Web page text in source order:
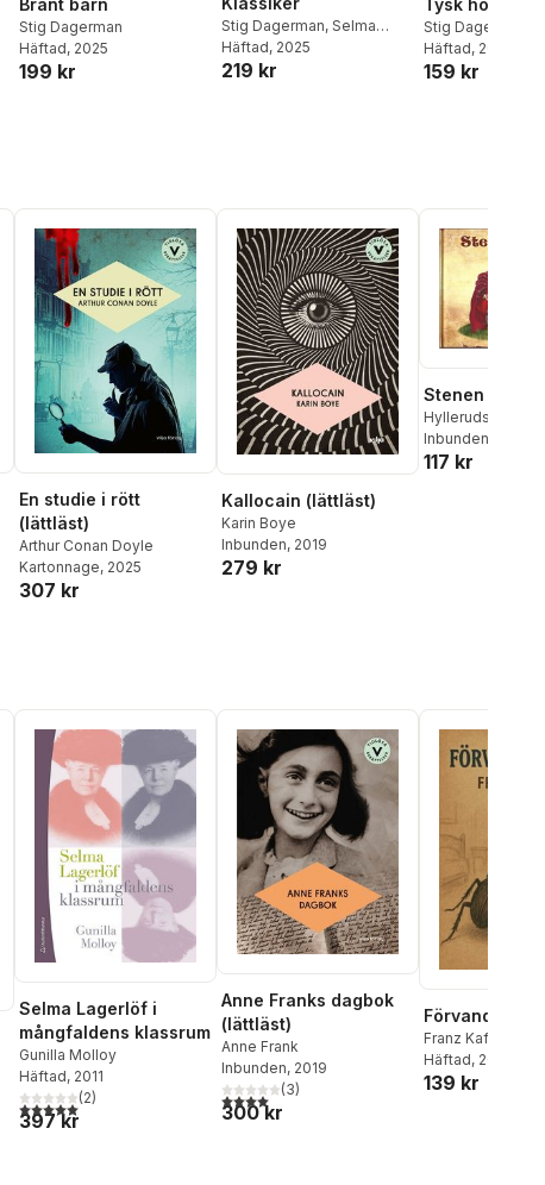
Stig Dagerman
Häftad, 2025
199 kr
Stig Dagerman, Selma
Lagerlöf,Astrid Lindgren
August Strindberg
Häftad, 2025
219 kr
Stig Dagerman
Häftad, 2025
159 kr
En studie i rött
(lättläst)
Arthur Conan Doyle
Kartonnage, 2025
307 kr
Kallocain (lättläst)
Karin Boye
Inbunden, 2019
279 kr
Stenen på
Hylleruds Förlag
Inbunden
117 kr
röster:
Selma Lagerlöf i
mångfaldens klassrum
Gunilla Molloy
Häftad, 2011
5,0utav 5 stjärnor. Totalt antal röster:
(2)
397 kr
Anne Franks dagbok
(lättläst)
Anne Frank
Inbunden, 2019
4,0utav 5 stjärnor. Totalt antal röster:
(3)
300 kr
Förvandlingen
Franz Kafka
Häftad, 2026
139 kr